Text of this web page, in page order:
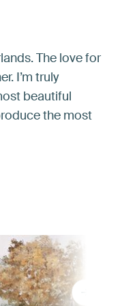
The love for
I’m truly
beautiful
the most